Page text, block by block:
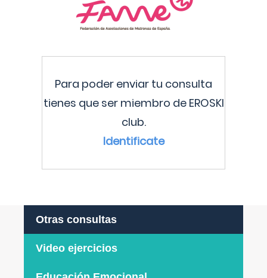
Para poder enviar tu consulta
tienes que ser miembro de EROSKI
club.
Identificate
Otras consultas
Video ejercicios